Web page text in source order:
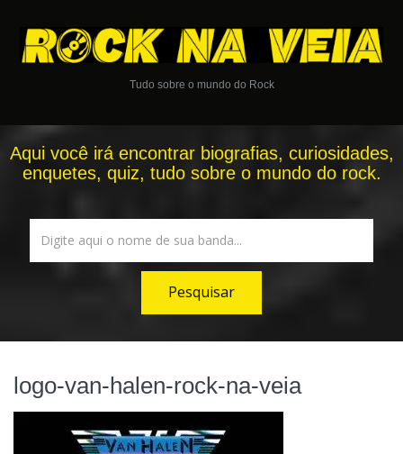
Tudo sobre o mundo do Rock
Aqui você irá encontrar biografias, curiosidades,
enquetes, quiz, tudo sobre o mundo do rock.
logo-van-halen-rock-na-veia